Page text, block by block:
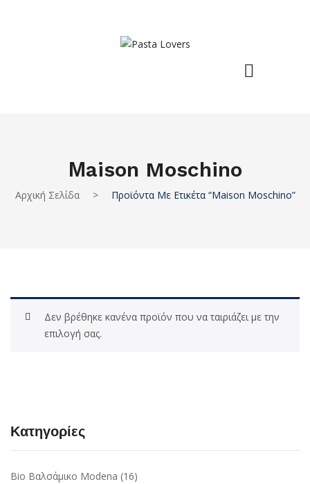
Μaison Moschino
Αρχική Σελίδα > Προϊόντα Με Ετικέτα “Μaison Moschino”
Δεν βρέθηκε κανένα προϊόν που να ταιριάζει με την
επιλογή σας.
Κατηγορίες
Bio Βαλσάμικο Modena (16)